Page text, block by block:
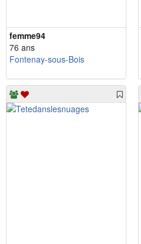
femme94
76 ans
Fontenay-sous-Bois